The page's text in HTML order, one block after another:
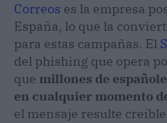
Correos es la empresa
España, lo que la
para estas campañas. El
del phishing que opera
que millones de
en cualquier momento
el mensaje resulte